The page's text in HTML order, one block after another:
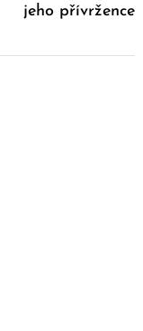
jeho přívržence